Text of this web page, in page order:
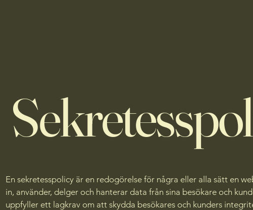
En sekretesspolicy är en redogörelse för några eller alla sätt en
in, använder, delger och hanterar data från sina besökare och
uppfyller ett lagkrav om att skydda besökares och kunders